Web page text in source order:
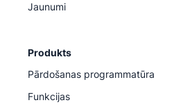
Jaunumi
Produkts
Pārdošanas programmatūra
Funkcijas